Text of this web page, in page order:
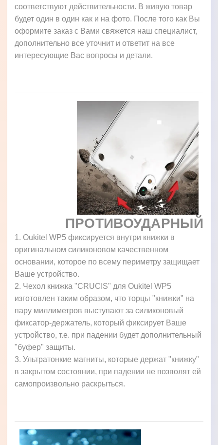
соответствуют действительности. В живую товар
будет один в один как и на фото. После того как Вы
оформите заказ с Вами свяжется наш специалист,
дополнительно все уточнит и ответит на все
интересующие Вас вопросы и детали.
ПРОТИВОУДАРНЫЙ
1. Oukitel WP5 фиксируется внутри книжки в
оригинальном силиконовом качественном
основании, которое по всему периметру защищает
Ваше устройство.
2. Чехол книжка "CRUCIS" для Oukitel WP5
изготовлен таким образом, что торцы "книжки" на
пару миллиметров выступают за силиконовый
фиксатор-держатель, который фиксирует Ваше
устройство, т.е. при падении будет дополнительный
"буфер" защиты.
3. Ультратонкие магниты, которые держат "книжку"
в закрытом состоянии, при падении не позволят ей
самопроизвольно раскрыться.